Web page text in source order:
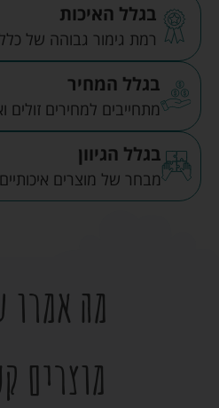
בגלל האיכות
רמת גימור גבוהה של
בגלל המחיר
מתחייבים למחירים זולים
בגלל הגיוון
מבחר של מוצרים
מה אמרו
מוצרים